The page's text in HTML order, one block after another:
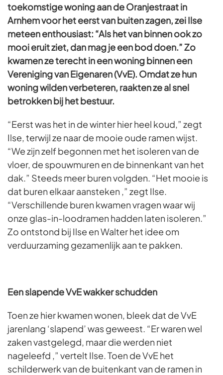
toekomstige woning aan de Oranjestraat in
Arnhem voor het eerst van buiten zagen, zei Ilse
meteen enthousiast: “Als het van binnen ook zo
mooi eruit ziet, dan mag je een bod doen.” Zo
kwamen ze terecht in een woning binnen een
Vereniging van Eigenaren (VvE). Omdat ze hun
woning wilden verbeteren, raakten ze al snel
betrokken bij het bestuur.
“Eerst was het in de winter hier heel koud,” zegt
Ilse, terwijl ze naar de mooie oude ramen wijst.
“We zijn zelf begonnen met het isoleren van de
vloer, de spouwmuren en de binnenkant van het
dak.” Steeds meer buren volgden. “Het mooie is
dat buren elkaar aansteken ,” zegt Ilse.
“Verschillende buren kwamen vragen waar wij
onze glas-in-loodramen hadden laten isoleren.”
Zo ontstond bij Ilse en Walter het idee om
verduurzaming gezamenlijk aan te pakken.
Een slapende VvE wakker schudden
Toen ze hier kwamen wonen, bleek dat de VvE
jarenlang ‘slapend’ was geweest. “Er waren wel
zaken vastgelegd, maar die werden niet
nageleefd ,” vertelt Ilse. Toen de VvE het
schilderwerk van de buitenkant van de ramen in